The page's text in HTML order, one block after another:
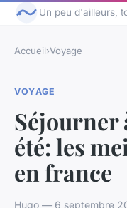
Un peu d'ailleurs,
Accueil›Voyage
VOYAGE
Séjourner
été: les
en france
Hugo — 6 septembre